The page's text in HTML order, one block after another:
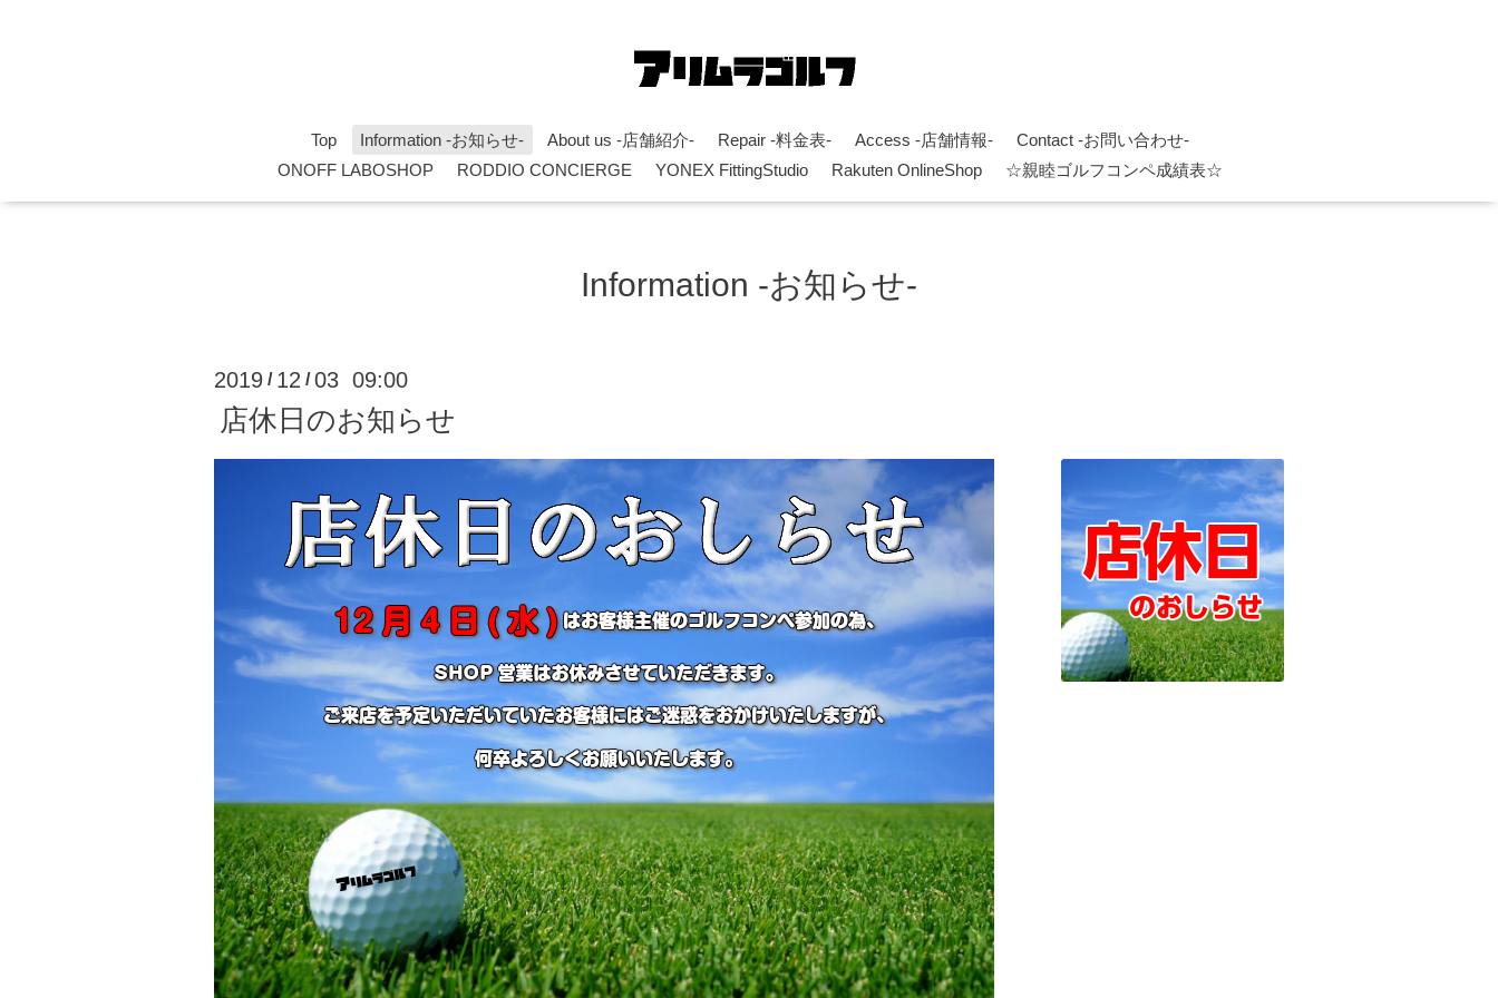
Top Information -お知らせ- About us -店舗紹介- Repair -料金表- Access -店舗情報-
Contact -お問い合わせ-
ONOFF LABOSHOP
RODDIO CONCIERGE YONEX FittingStudio Rakuten OnlineShop ☆親睦ゴルフコンペ成績表☆
Information -お知らせ-
2019 / 12 /03 09:00
店休日のお知らせ